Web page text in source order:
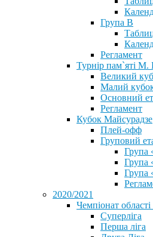
Група В
Регламент
Турнір пам`яті М.
Великий
Малий
Основний
Регламент
Кубок Майсурадзе
Плей-офф
Груповий
Група
Група
Група
2020/2021
Чемпіонат
Суперліга
Перша ліга